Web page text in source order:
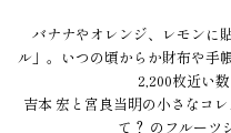
バナナやオレンジ、レモンに
ル」。いつの頃からか財布や手
2,200枚近い
吉本 宏と宮良当明の小さなコ
て？ のフルーツ